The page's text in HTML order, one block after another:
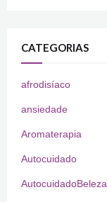
CATEGORIAS
afrodisíaco
ansiedade
Aromaterapia
Autocuidado
AutocuidadoBeleza